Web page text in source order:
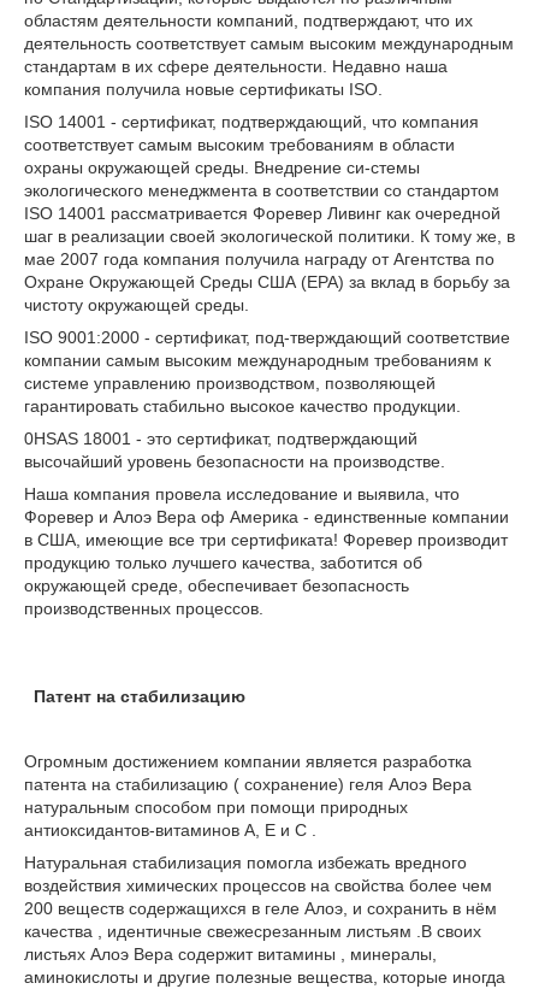
областям деятельности компаний, подтверждают, что их
деятельность соответствует самым высоким международным
стандартам в их сфере деятельности. Недавно наша
компания получила новые сертификаты ISO.
ISO 14001 - сертификат, подтверждающий, что компания
соответствует самым высоким требованиям в области
охраны окружающей среды. Внедрение си-стемы
экологического менеджмента в соответствии со стандартом
ISO 14001 рассматривается Форевер Ливинг как очередной
шаг в реализации своей экологической политики. К тому же, в
мае 2007 года компания получила награду от Агентства по
Охране Окружающей Среды США (ЕРА) за вклад в борьбу за
чистоту окружающей среды.
ISO 9001:2000 - сертификат, под-тверждающий соответствие
компании самым высоким международным требованиям к
системе управлению производством, позволяющей
гарантировать стабильно высокое качество продукции.
0HSAS 18001 - это сертификат, подтверждающий
высочайший уровень безопасности на производстве.
Наша компания провела исследование и выявила, что
Форевер и Алоэ Вера оф Америка - единственные компании
в США, имеющие все три сертификата! Форевер производит
продукцию только лучшего качества, заботится об
окружающей среде, обеспечивает безопасность
производственных процессов.
Патент на стабилизацию
Огромным достижением компании является разработка
патента на стабилизацию ( сохранение) геля Алоэ Вера
натуральным способом при помощи природных
антиоксидантов-витаминов А, Е и С .
Натуральная стабилизация помогла избежать вредного
воздействия химических процессов на свойства более чем
200 веществ содержащихся в геле Алоэ, и сохранить в нём
качества , идентичные свежесрезанным листьям .В своих
листьях Алоэ Вера содержит витамины , минералы,
аминокислоты и другие полезные вещества, которые иногда